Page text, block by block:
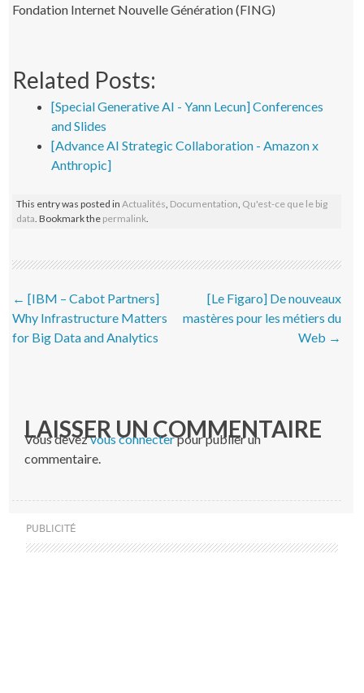
Fondation Internet Nouvelle Génération (FING)
Related Posts:
[Special Generative AI - Yann Lecun] Conferences
and Slides
[Advance AI Strategic Collaboration - Amazon x
Anthropic]
This entry was posted inActualités Documentation Qu'est-ce que le big
data . Bookmark the permalink
Post navigation
← [IBM – Cabot Partners]
Why Infrastructure Matters
for Big Data and Analytics
[Le Figaro] De nouveaux
mastères pour les métiers du
Web →
LAISSER UN COMMENTAIRE
Vous devezvous connecterpour publier un
commentaire.
PUBLICITÉ